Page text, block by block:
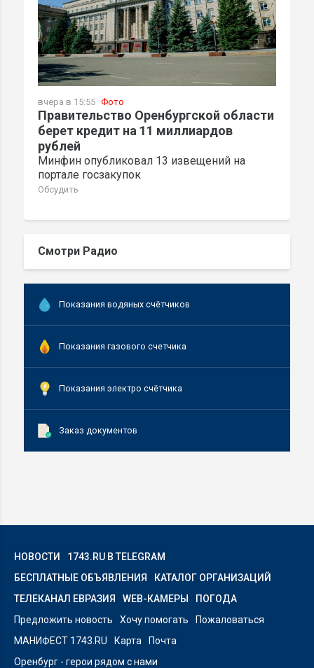
вчера в 15:55 Фото
Правительство Оренбургской области
берет кредит на 11 миллиардов
рублей
Минфин опубликовал 13 извещений на
портале госзакупок
Обсудить
Смотри Радио
Показания водяных счётчиков
Показания газового счетчика
Показания электро счётчика
Заказ документов
НОВОСТИ
1743.RU В TELEGRAM
БЕСПЛАТНЫЕ ОБЪЯВЛЕНИЯ
КАТАЛОГ ОРГАНИЗАЦИЙ
ТЕЛЕКАНАЛ ЕВРАЗИЯ
WEB-КАМЕРЫ
ПОГОДА
Предложить новость
Хочу помогать
Пожаловаться
МАНИФЕСТ 1743.RU
Карта
Почта
Оренбург - герои рядом с нами